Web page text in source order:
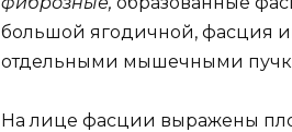
большой ягодичной, фасция
отдельными мышечными
На лице фасции выражены